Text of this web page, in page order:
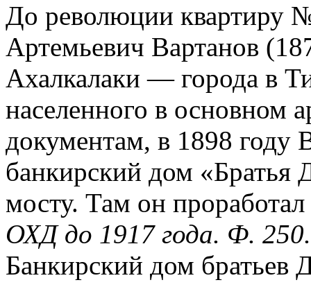
До революции квартиру
Артемьевич Вартанов
Ахалкалаки — города в
населенного в основном
документам, в 1898 году
банкирский дом «Братья
мосту. Там он
ОХД до 1917 года. Ф.
Банкирский дом